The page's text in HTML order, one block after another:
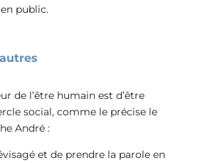
public.
de l’être humain est d’être
social, comme le précise le
André :
et de prendre la parole en